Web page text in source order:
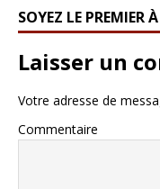
SOYEZ LE PREMIER
Laisser un
Votre adresse de
Commentaire